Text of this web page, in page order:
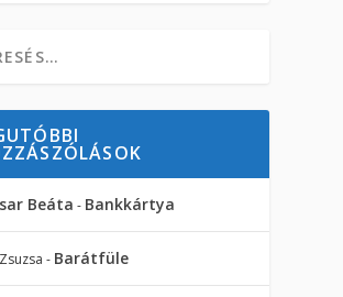
Beáta - Bankkártya
- Barátfüle